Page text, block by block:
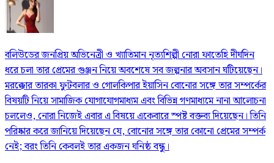
বলিউডের জনপ্রিয় অভিনেত্রী ও খ্যাতিমান নৃত্যশিল্পী নোরা ফাতেহি দীর্ঘদিন
ধরে চলা তার প্রেমের গুঞ্জন নিয়ে অবশেষে সব জল্পনার অবসান ঘটিয়েছেন।
মরক্কোর তারকা ফুটবলার ও গোলকিপার ইয়াসিন বোনোর সঙ্গে তার সম্পর্কের
বিষয়টি নিয়ে সামাজিক যোগাযোগমাধ্যম এবং বিভিন্ন গণমাধ্যমে নানা আলোচনা
চললেও, নোরা নিজেই এবার এ বিষয়ে একেবারে স্পষ্ট বক্তব্য দিয়েছেন। তিনি
পরিষ্কার করে জানিয়ে দিয়েছেন যে, বোনোর সঙ্গে তার কোনো প্রেমের সম্পর্ক
নেই; বরং তিনি কেবলই তার একজন ঘনিষ্ঠ বন্ধু।